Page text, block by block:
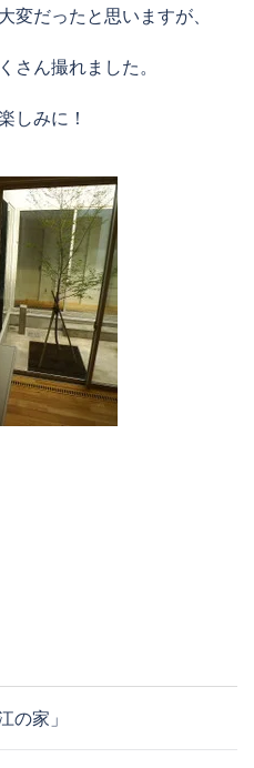
変だったと思いますが、
さん撮れました。
しみに！
の家」